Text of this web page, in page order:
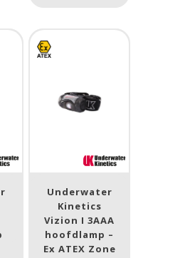
200 890
Underwater
Kinetics
Vizion I 3AAA
hoofdlamp –
Ex ATEX Zone